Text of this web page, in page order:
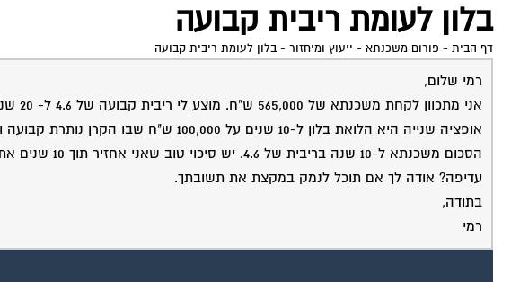
בלון לעומת ריבית קבועה
דף הבית - פורום משכנתא - ייעוץ ומיחזור - בלון לעומת ריבית קבועה
רמי שלום,
אני מתכוון לקחת משכנתא של 565,000 ש"ח. מוצע לי ריבית קבועה של 4.6 ל- 20 שנה על כל הסכום.
עדיפה? אודה לך אם תוכל לנמק במקצת את תשובתך.
בתודה,
רמי